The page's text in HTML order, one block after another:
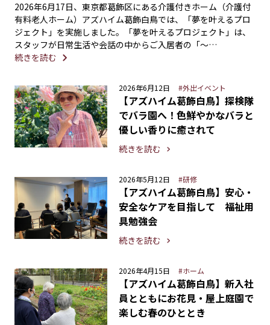
2026年6月17日、東京都葛飾区にある介護付きホーム（介護付
有料老人ホーム）アズハイム葛飾白鳥では、「夢を叶えるプロ
ジェクト」を実施しました。「夢を叶えるプロジェクト」は、
スタッフが日常生活や会話の中からご入居者の「〜…
続きを読む
2026年6月12日 #外出イベント
【アズハイム葛飾白鳥】探検隊
でバラ園へ！色鮮やかなバラと
優しい香りに癒されて
続きを読む
2026年5月12日 #研修
【アズハイム葛飾白鳥】安心・
安全なケアを目指して 福祉用
具勉強会
続きを読む
2026年4月15日 #ホーム
【アズハイム葛飾白鳥】新入社
員とともにお花見・屋上庭園で
楽しむ春のひととき